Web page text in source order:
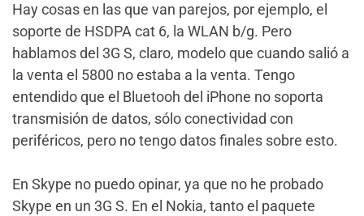
Hay cosas en las que van parejos, por ejemplo, el
soporte de HSDPA cat 6, la WLAN b/g. Pero
hablamos del 3G S, claro, modelo que cuando salió a
la venta el 5800 no estaba a la venta. Tengo
entendido que el Bluetooh del iPhone no soporta
transmisión de datos, sólo conectividad con
periféricos, pero no tengo datos finales sobre esto.
En Skype no puedo opinar, ya que no he probado
Skype en un 3G S. En el Nokia, tanto el paquete